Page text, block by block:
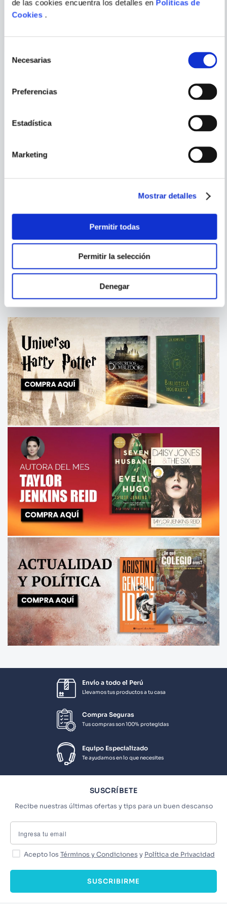
de las cookies encuentra los detalles en Politicas de
Cookies.
Necesarias
Preferencias
Estadística
Marketing
Mostrar detalles
Permitir todas
Permitir la selección
Denegar
en ellos cuando El exorcista se convirtió en la
película más taquillera del territorio
centenares de los artistas más importantes
del género de terror, Sesión Sangrienta es la
y enormemente influyente, en el cine
120 HISTORIAS DEL CINE ZOMBIES ON FILM
PORQUE TAMBIÉN
VISTE
VER TODOS
SCOTT VON DOVIAK
STEPHEN KING FILMS FAQ
LUIS MINGUEZ
Envío a todo el Perú
Llevamos tus productos a tu casa
Compra Seguras
Tus compras son 100% protegidas
Equipo Especializado
Te ayudamos en lo que necesites
SUSCRÍBETE
Recibe nuestras últimas ofertas y tips para un buen descanso
Acepto los Términos y Condiciones y Política de Privacidad
SUSCRIBIRME